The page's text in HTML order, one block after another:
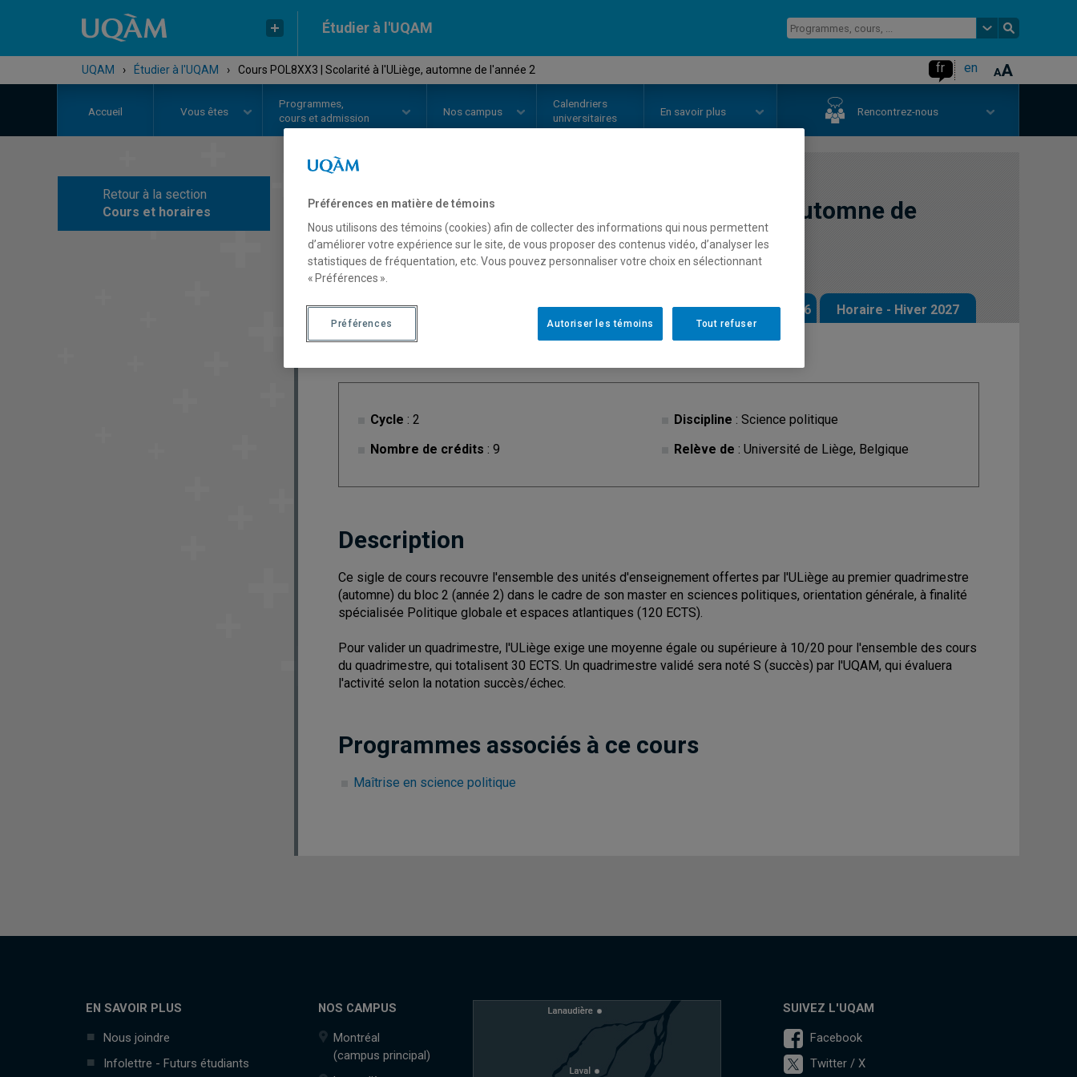
Étudier à l'UQAM
UQAM › Étudier à l'UQAM › Cours POL8XX3 | Scolarité à l'ULiège, automne de l'année 2 fr en
Accueil Vous êtes
Programmes,
cours et admission
Nos campus
Calendriers
universitaires
En savoir plus Rencontrez-nous
Retour à la section
Cours et horaires
COURS// POL8XX3
Scolarité à l'ULiège, automne de
l'année 2
Description Horaire - Été 2026 Horaire - Automne 2026 Horaire - Hiver 2027
Cycle : 2
Nombre de crédits : 9
Discipline : Science politique
Relève de : Université de Liège, Belgique
Description
Ce sigle de cours recouvre l'ensemble des unités d'enseignement offertes par l'ULiège au premier quadrimestre
(automne) du bloc 2 (année 2) dans le cadre de son master en sciences politiques, orientation générale, à finalité
spécialisée Politique globale et espaces atlantiques (120 ECTS).
Pour valider un quadrimestre, l'ULiège exige une moyenne égale ou supérieure à 10/20 pour l'ensemble des cours
du quadrimestre, qui totalisent 30 ECTS. Un quadrimestre validé sera noté S (succès) par l'UQAM, qui évaluera
l'activité selon la notation succès/échec.
Programmes associés à ce cours
Maîtrise en science politique
EN SAVOIR PLUS
Nous joindre
Infolettre - Futurs étudiants
NOS CAMPUS
Montréal
(campus principal)
SUIVEZ L'UQAM
Facebook
Twitter / X
Préférences en matière de témoins
Nous utilisons des témoins (cookies) afin de collecter des informations qui nous permettent
d’améliorer votre expérience sur le site, de vous proposer des contenus vidéo, d’analyser les
statistiques de fréquentation, etc. Vous pouvez personnaliser votre choix en sélectionnant
« Préférences ».
Tout refuser
Autoriser les témoins
Préférences